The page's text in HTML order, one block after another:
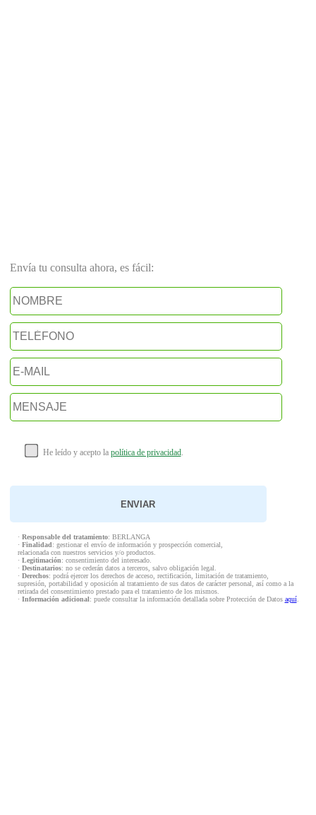
Envía tu consulta ahora, es fácil:
He leído y acepto la política de privacidad.
· Responsable del tratamiento: BERLANGA
· Finalidad: gestionar el envío de información y prospección comercial,
relacionada con nuestros servicios y/o productos.
· Legitimación: consentimiento del interesado.
· Destinatarios: no se cederán datos a terceros, salvo obligación legal.
· Derechos: podrá ejercer los derechos de acceso, rectificación, limitación de tratamiento,
supresión, portabilidad y oposición al tratamiento de sus datos de carácter personal, así como a la
retirada del consentimiento prestado para el tratamiento de los mismos.
· Información adicional: puede consultar la información detallada sobre Protección de Datos aquí.